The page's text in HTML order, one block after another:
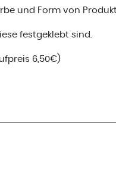
und Form von
festgeklebt sind.
6,50€)